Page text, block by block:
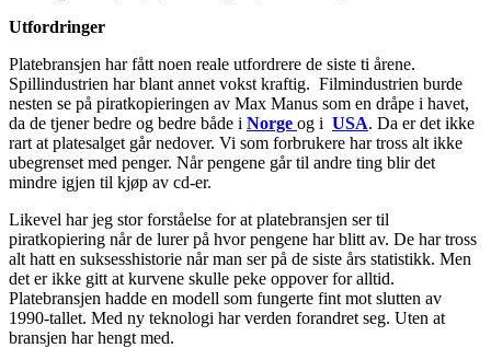
Utfordringer
Platebransjen har fått noen reale utfordrere de siste ti årene.
Spillindustrien har blant annet vokst kraftig. Filmindustrien burde
nesten se på piratkopieringen av Max Manus som en dråpe i havet,
da de tjener bedre og bedre både i Norge og i USA. Da er det ikke
rart at platesalget går nedover. Vi som forbrukere har tross alt ikke
ubegrenset med penger. Når pengene går til andre ting blir det
mindre igjen til kjøp av cd-er.
Likevel har jeg stor forståelse for at platebransjen ser til
piratkopiering når de lurer på hvor pengene har blitt av. De har tross
alt hatt en suksesshistorie når man ser på de siste års statistikk. Men
det er ikke gitt at kurvene skulle peke oppover for alltid.
Platebransjen hadde en modell som fungerte fint mot slutten av
1990-tallet. Med ny teknologi har verden forandret seg. Uten at
bransjen har hengt med.